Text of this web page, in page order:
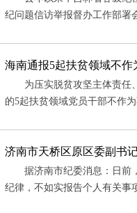
纪问题信访举报督办工作部署
海南通报5起扶贫领域不
为压实脱贫攻坚主体责任、
的5起扶贫领域党员干部不
济南市天桥区原区委副书
据济南市纪委消息：日前
纪律，不如实报告个人有关事